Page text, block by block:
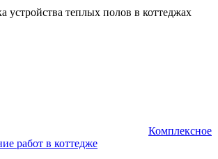
устройства теплых полов в коттеджах
Комплексное
работ в коттедже